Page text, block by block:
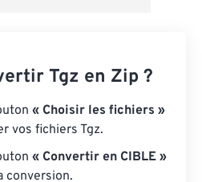
Tgz en Zip ?
« Choisir les fichiers »
vos fichiers Tgz.
« Convertir en CIBLE »
conversion.